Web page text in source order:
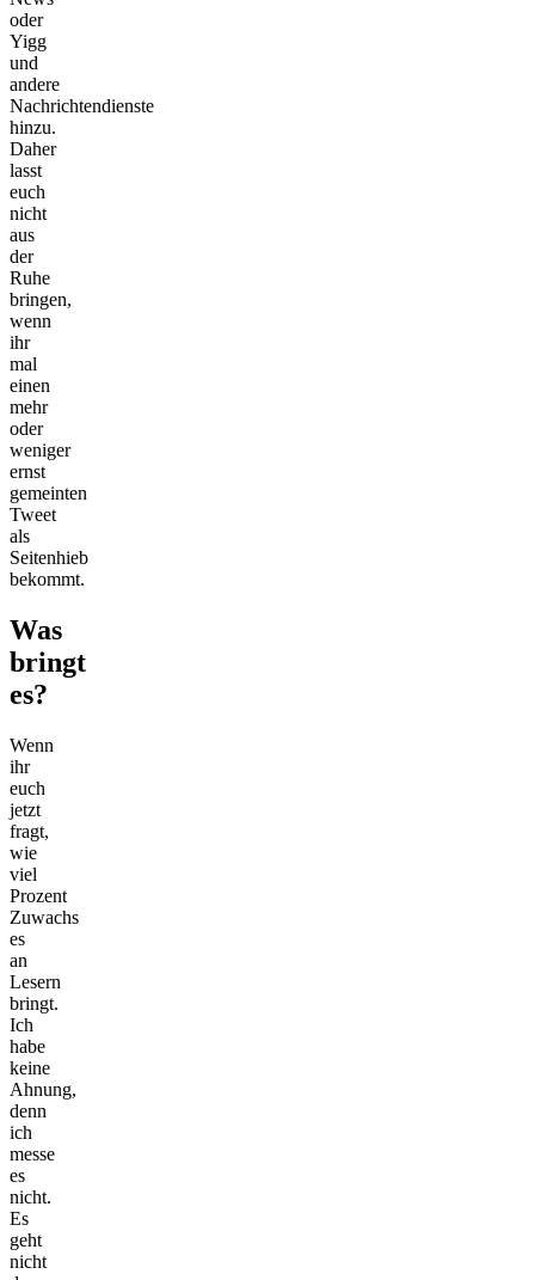
oder
Yigg
und
andere
Nachrichtendienste
hinzu.
Daher
lasst
euch
nicht
aus
der
Ruhe
bringen,
wenn
ihr
mal
einen
mehr
oder
weniger
ernst
gemeinten
Tweet
als
Seitenhieb
bekommt.
Was
bringt
es?
Wenn
ihr
euch
jetzt
fragt,
wie
viel
Prozent
Zuwachs
es
an
Lesern
bringt.
Ich
habe
keine
Ahnung,
denn
ich
messe
es
nicht.
Es
geht
nicht